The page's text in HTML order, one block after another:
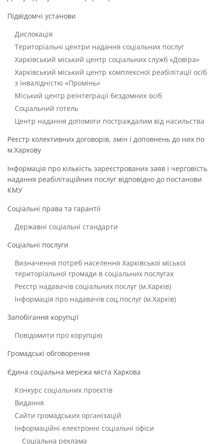
Підвідомчі установи
Дислокація
Територіальні центри надання соціальних послуг
Харківський міський центр соціальних служб «Довіра»
Харківський міський центр комплексної реабілітації осіб
з інвалідністю «Промінь»
Міський центр реінтеграції бездомних осіб
Соціальний готель
Центр надання допомоги постраждалим від насильства
Реєстр колективних договорів, змін і доповнень до них по
м.Харкову
Інформація про кількість зареєстрованих заяв і черговість
надання реабілітаційних послуг відповідно до постанови
КМУ
Соціальні права та гарантії
Державні соціальні стандарти
Соціальні послуги
Визначення потреб населення Харківської міської
територіальної громади в соціальних послугах
Реєстр надавачів соціальних послуг (м.Харків)
Інформація про надавачів соц.послуг (м.Харків)
Запобігання корупції
Повідомити про корупцію
Громадські обговорення
Єдина соціальна мережа міста Харкова
Конкурс соціальних проєктів
Видання
Сайти громадських організацій
Інформаційні електронні соціальні офіси
Соціальна реклама